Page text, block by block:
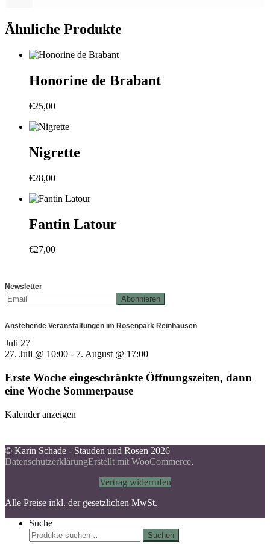
Ähnliche Produkte
Honorine de Brabant
€25,00
Nigrette
€28,00
Fantin Latour
€27,00
Newsletter
Anstehende Veranstaltungen im Rosenpark Reinhausen
Juli 27
27. Juli @ 10:00 - 7. August @ 17:00
Erste Woche eingeschränkte Öffnungszeiten, dann
eine Woche Sommerpause
Kalender anzeigen
© Karin Schade - Stauden und Rosen 2026
DatenschutzerklärungErstellt mit WooCommerce.
Vertrag widerrufen
Alle Preise inkl. der gesetzlichen MwSt.
Suche
Suchen
Suchen